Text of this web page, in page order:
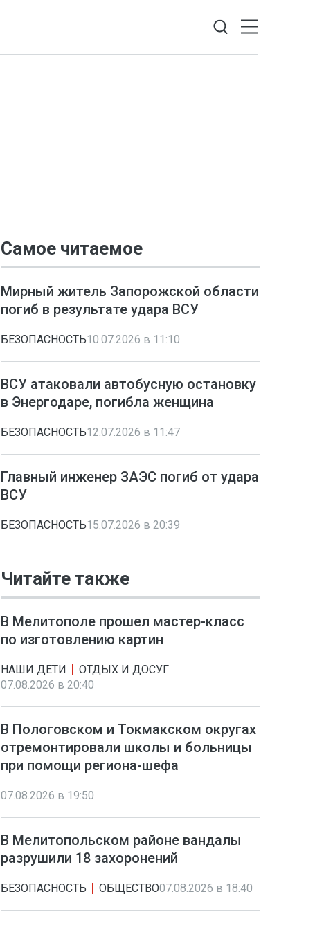
Самое читаемое
Мирный житель Запорожской области
погиб в результате удара ВСУ
БЕЗОПАСНОСТЬ10.07.2026 в 11:10
ВСУ атаковали автобусную остановку
в Энергодаре, погибла женщина
БЕЗОПАСНОСТЬ12.07.2026 в 11:47
Главный инженер ЗАЭС погиб от удара
ВСУ
БЕЗОПАСНОСТЬ15.07.2026 в 20:39
Читайте также
В Мелитополе прошел мастер-класс
по изготовлению картин
НАШИ ДЕТИ
ОТДЫХ И ДОСУГ
07.08.2026 в 20:40
В Пологовском и Токмакском округах
отремонтировали школы и больницы
при помощи региона-шефа
07.08.2026 в 19:50
В Мелитопольском районе вандалы
разрушили 18 захоронений
БЕЗОПАСНОСТЬ ОБЩЕСТВО07.08.2026 в 18:40